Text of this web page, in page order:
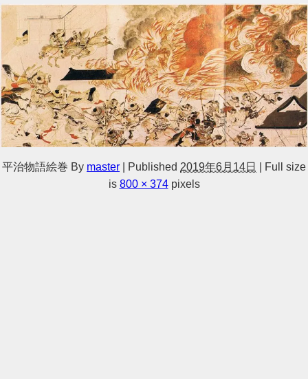
平治物語絵巻 By master Published 2019年6月14日
Full size
is 800 × 374pixels